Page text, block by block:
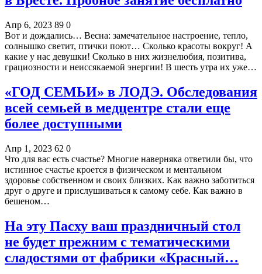
Апр 6, 2023 89 0
Вот и дождались… Весна: замечательное настроение, тепло,
солнышко светит, птички поют… Сколько красоты вокруг! А
какие у нас девушки! Сколько в них жизнелюбия, позитива,
грациозности и неиссякаемой энергии! В шесть утра их уже…
«ГОД СЕМЬИ» в ЛОДЭ. Обследования
всей семьей в медцентре стали еще
более доступными
Апр 1, 2023 62 0
Что для вас есть счастье? Многие наверняка ответили бы, что
истинное счастье кроется в физическом и ментальном
здоровье собственном и своих близких. Как важно заботиться
друг о друге и прислушиваться к самому себе. Как важно в
бешеном…
На эту Пасху ваш праздничный стол
не будет прежним с тематическими
сладостями от фабрики «Красный…